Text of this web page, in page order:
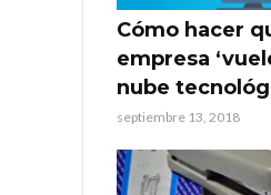
Cómo hacer
empresa
nube
septiembre 13, 2018